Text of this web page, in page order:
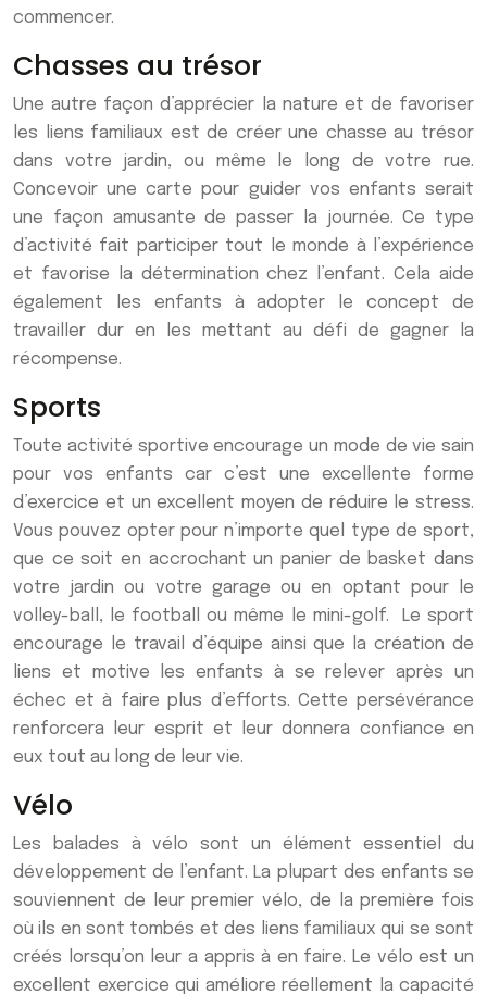
commencer.
Chasses au trésor
Une autre façon d’apprécier la nature et de favoriser
les liens familiaux est de créer une chasse au trésor
dans votre jardin, ou même le long de votre rue.
Concevoir une carte pour guider vos enfants serait
une façon amusante de passer la journée. Ce type
d’activité fait participer tout le monde à l’expérience
et favorise la détermination chez l’enfant. Cela aide
également les enfants à adopter le concept de
travailler dur en les mettant au défi de gagner la
récompense.
Sports
Toute activité sportive encourage un mode de vie sain
pour vos enfants car c’est une excellente forme
d’exercice et un excellent moyen de réduire le stress.
Vous pouvez opter pour n’importe quel type de sport,
que ce soit en accrochant un panier de basket dans
votre jardin ou votre garage ou en optant pour le
volley-ball, le football ou même le mini-golf. Le sport
encourage le travail d’équipe ainsi que la création de
liens et motive les enfants à se relever après un
échec et à faire plus d’efforts. Cette persévérance
renforcera leur esprit et leur donnera confiance en
eux tout au long de leur vie.
Vélo
Les balades à vélo sont un élément essentiel du
développement de l’enfant. La plupart des enfants se
souviennent de leur premier vélo, de la première fois
où ils en sont tombés et des liens familiaux qui se sont
créés lorsqu’on leur a appris à en faire. Le vélo est un
excellent exercice qui améliore réellement la capacité